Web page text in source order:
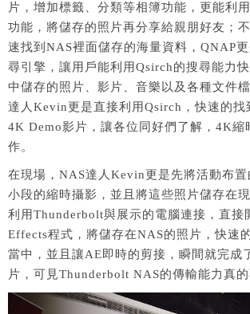
片，增加標籤、分類等相簿功能，更能利
功能，將儲存的照片再分享給親朋好友；
速找到NAS裡面儲存的海量資料，QNAP
尋引擎，讓用戶能利用Qsirch的搜尋能力
中儲存的照片、影片、音樂以及各種文件
達人Kevin更是直接利用Qsirch，快速的找
4K Demo影片，讓各位同好們了解，4K縮
作。
在現場，NAS達人Kevin更是先將活動布
小段的縮時攝影，並且將這些照片儲存在
利用Thunderbolt與展示的電腦連接，直接
Effects程式，將儲存在NAS的照片，快速
當中，並且讓AE即時的剪接，瞬間就完成
片，可見Thunderbolt NAS的傳輸能力真的